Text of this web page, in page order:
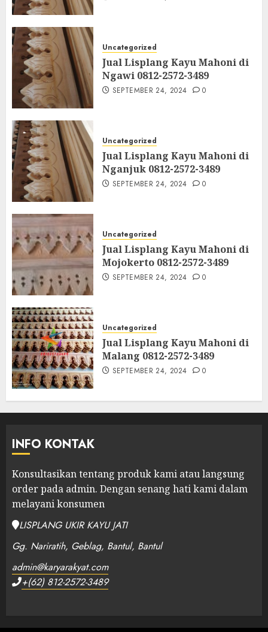
Uncategorized
Jual Lisplang Kayu Mahoni di
Ngawi 0812-2572-3489
SEPTEMBER 24, 2024 0
Uncategorized
Jual Lisplang Kayu Mahoni di
Nganjuk 0812-2572-3489
SEPTEMBER 24, 2024 0
Uncategorized
Jual Lisplang Kayu Mahoni di
Mojokerto 0812-2572-3489
SEPTEMBER 24, 2024 0
Uncategorized
Jual Lisplang Kayu Mahoni di
Malang 0812-2572-3489
SEPTEMBER 24, 2024 0
INFO KONTAK
Konsultasikan tentang produk kami atau langsung
order pada admin. Dengan senang hati kami dalam
melayani konsumen
LISPLANG UKIR KAYU JATI
Gg. Nariratih, Geblag, Bantul, Bantul
admin@karyarakyat.com
+(62) 812-2572-3489